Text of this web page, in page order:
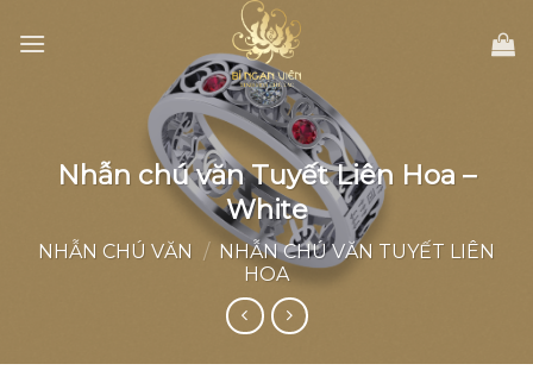
Nhẫn chú văn Tuyết Liên Hoa –
White
NHẪN CHÚ VĂN /
NHẪN CHÚ VĂN TUYẾT LIÊN
HOA